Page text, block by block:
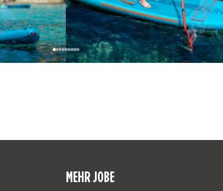
MEHR JOBE